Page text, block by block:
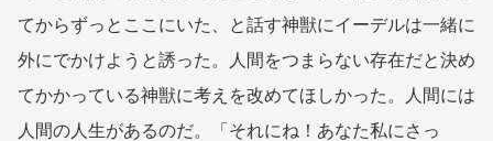
てからずっとここにいた、と話す神獣にイーデルは一緒に
外にでかけようと誘った。人間をつまらない存在だと決め
てかかっている神獣に考えを改めてほしかった。人間には
人間の人生があるのだ。「それにね！あなた私にさっ